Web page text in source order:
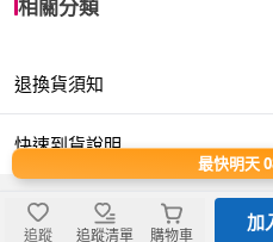
商品名稱：大肚彎刷
商品型號：X0997
商品尺寸：44.5x6.5x10cm±5%
商品材質：聚丙烯(PP)
＊產品顏色可能會因網頁呈現
考，商品依實際供貨樣式為準。
相關分類
退換貨須知
快速到貨說明
最快明天
追蹤 追蹤清單 購物車
加